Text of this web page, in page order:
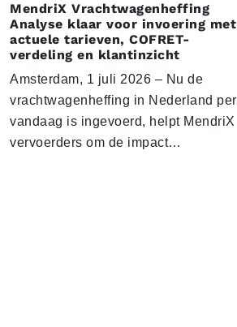
MendriX Vrachtwagenheffing
Analyse klaar voor invoering met
actuele tarieven, COFRET-
verdeling en klantinzicht
Amsterdam, 1 juli 2026 – Nu de
vrachtwagenheffing in Nederland per
vandaag is ingevoerd, helpt MendriX
vervoerders om de impact…